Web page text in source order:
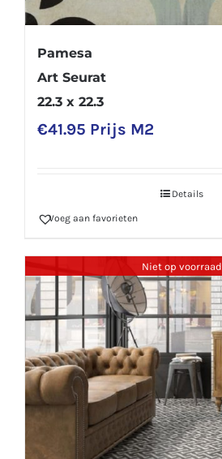
Pamesa
Art Seurat
22.3 x 22.3
€41.95 Prijs M2
Details
Voeg aan favorieten
Niet op voorraad